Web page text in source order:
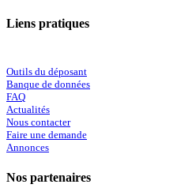
Liens pratiques
Outils du déposant
Banque de données
FAQ
Actualités
Nous contacter
Faire une demande
Annonces
Nos partenaires